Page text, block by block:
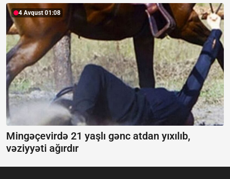
4 Avqust 01:08
Mingəçevirdə 21 yaşlı gənc atdan yıxılıb,
vəziyyəti ağırdır